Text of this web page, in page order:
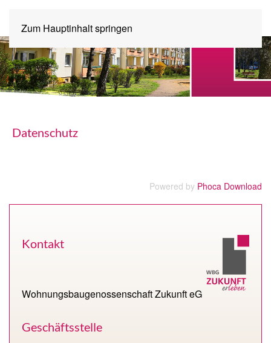
Zum Hauptinhalt springen
Datenschutz
Powered by Phoca Download
Kontakt
Wohnungsbaugenossenschaft Zukunft eG
Geschäftsstelle